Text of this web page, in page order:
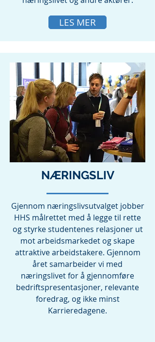
LES MER
NÆRINGSLIV
Gjennom næringslivsutvalget jobber
HHS målrettet med å legge til rette
og styrke studentenes relasjoner ut
mot arbeidsmarkedet og skape
attraktive arbeidstakere. Gjennom
året samarbeider vi med
næringslivet for å gjennomføre
bedriftspresentasjoner, relevante
foredrag, og ikke minst
Karrieredagene.